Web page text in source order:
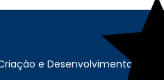
e Desenvolvimento